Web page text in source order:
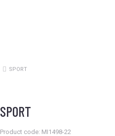
Estás aquí:
SPORT
SPORT
Product code: MI1498-22